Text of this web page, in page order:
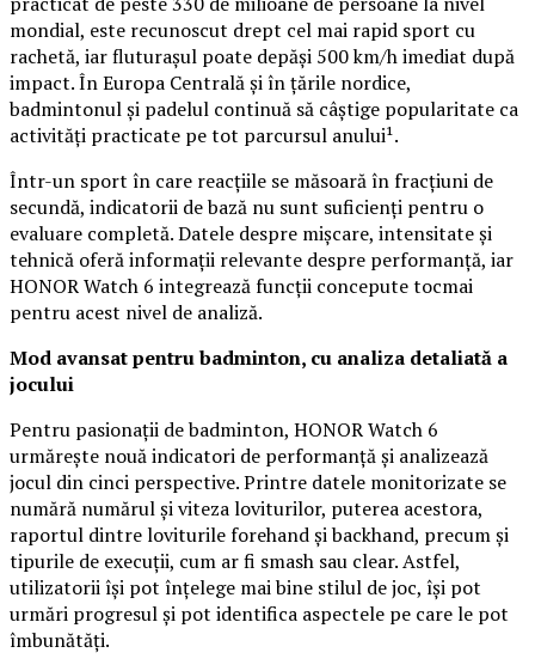
mondial, este recunoscut drept cel mai rapid sport cu
rachetă, iar fluturașul poate depăși 500 km/h imediat după
impact. În Europa Centrală și în țările nordice,
badmintonul și padelul continuă să câștige popularitate ca
activități practicate pe tot parcursul anului¹.
Într-un sport în care reacțiile se măsoară în fracțiuni de
secundă, indicatorii de bază nu sunt suficienți pentru o
evaluare completă. Datele despre mișcare, intensitate și
tehnică oferă informații relevante despre performanță, iar
HONOR Watch 6 integrează funcții concepute tocmai
pentru acest nivel de analiză.
Mod avansat pentru badminton, cu analiza detaliată a
jocului
Pentru pasionații de badminton, HONOR Watch 6
urmărește nouă indicatori de performanță și analizează
jocul din cinci perspective. Printre datele monitorizate se
numără numărul și viteza loviturilor, puterea acestora,
raportul dintre loviturile forehand și backhand, precum și
tipurile de execuții, cum ar fi smash sau clear. Astfel,
utilizatorii își pot înțelege mai bine stilul de joc, își pot
urmări progresul și pot identifica aspectele pe care le pot
îmbunătăți.